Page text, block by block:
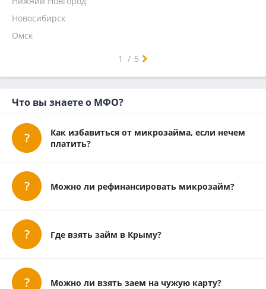
Микроклад
Новосибирск
Омск
1 / 5
Что вы знаете о МФО?
Как избавиться от микрозайма, если нечем
платить?
Можно ли рефинансировать микрозайм?
Где взять займ в Крыму?
Можно ли взять заем на чужую карту?